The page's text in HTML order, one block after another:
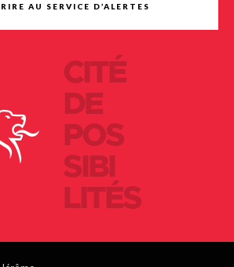
CITÉ
DE
POS
SIBI
LITÉS
AU SERVICE D’ALERTES